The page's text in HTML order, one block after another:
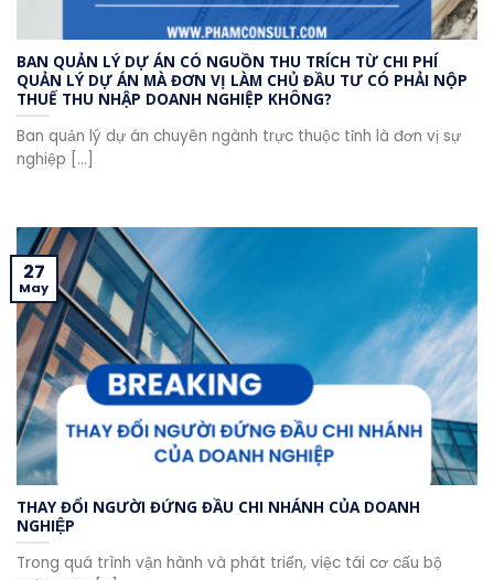
BAN QUẢN LÝ DỰ ÁN CÓ NGUỒN THU TRÍCH TỪ CHI PHÍ
QUẢN LÝ DỰ ÁN MÀ ĐƠN VỊ LÀM CHỦ ĐẦU TƯ CÓ PHẢI NỘP
THUẾ THU NHẬP DOANH NGHIỆP KHÔNG?
Ban quản lý dự án chuyên ngành trực thuộc tỉnh là đơn vị sự
nghiệp [...]
THAY ĐỔI NGƯỜI ĐỨNG ĐẦU CHI NHÁNH CỦA DOANH
NGHIỆP
Trong quá trình vận hành và phát triển, việc tái cơ cấu bộ
27
May